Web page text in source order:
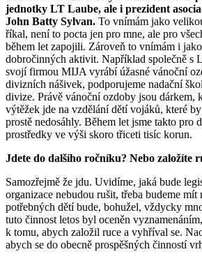
jednotky LT Laube, ale i prezident
John Batty Sylvan. To vnímám jako
říkal, není to pocta jen pro mne, ale pro
během let zapojili. Zároveň to vnímám i
dobročinných aktivit. Například společně s
svojí firmou MIJA vyrábí úžasné vánoční
divizních nášivek, podporujeme nadační
divize. Právě vánoční ozdoby jsou dárkem,
výtěžek jde na vzdělání dětí vojáků, které
prostě nedosáhly. Během let jsme takto pro
prostředky ve výši skoro třiceti tisíc korun.
Jdete do dalšího ročníku? Nebo založíte
Samozřejmě že jdu. Uvidíme, jaká bude
organizace nebudou rušit, třeba budeme mít
potřebných dětí bude, bohužel, vždycky
tuto činnost letos byl oceněn
k tomu, abych založil ruce a vyhříval se.
abych se do obecně prospěšných činností